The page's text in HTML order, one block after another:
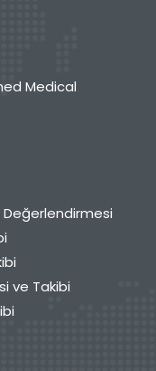
Medical
Değerlendirmesi
ve Takibi